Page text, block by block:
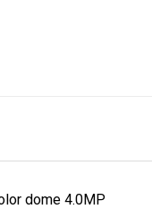
dome 4.0MP